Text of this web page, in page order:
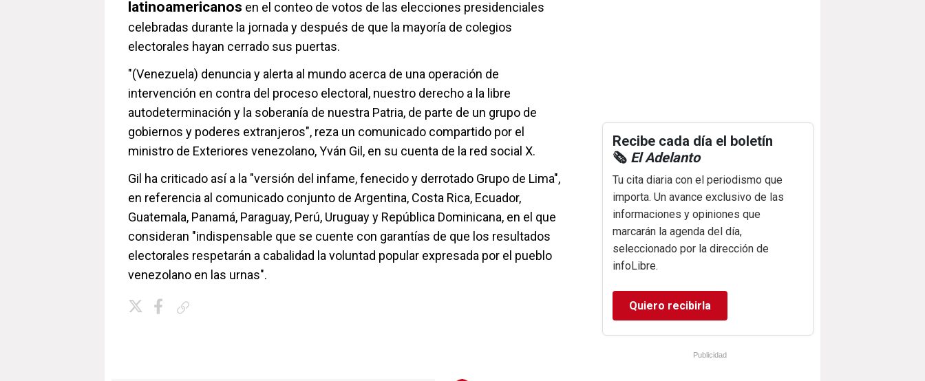
latinoamericanos en el conteo de votos de las elecciones presidenciales
celebradas durante la jornada y después de que la mayoría de colegios
electorales hayan cerrado sus puertas.
"(Venezuela) denuncia y alerta al mundo acerca de una operación de
intervención en contra del proceso electoral, nuestro derecho a la libre
autodeterminación y la soberanía de nuestra Patria, de parte de un grupo de
gobiernos y poderes extranjeros", reza un comunicado compartido por el
ministro de Exteriores venezolano, Yván Gil, en su cuenta de la red social X.
Gil ha criticado así a la "versión del infame, fenecido y derrotado Grupo de Lima",
en referencia al comunicado conjunto de Argentina, Costa Rica, Ecuador,
Guatemala, Panamá, Paraguay, Perú, Uruguay y República Dominicana, en el que
consideran "indispensable que se cuente con garantías de que los resultados
electorales respetarán a cabalidad la voluntad popular expresada por el pueblo
venezolano en las urnas".
Recibe cada día el boletín
🗞️ El Adelanto
Tu cita diaria con el periodismo que
importa. Un avance exclusivo de las
informaciones y opiniones que
marcarán la agenda del día,
seleccionado por la dirección de
infoLibre.
Quiero recibirla
Publicidad